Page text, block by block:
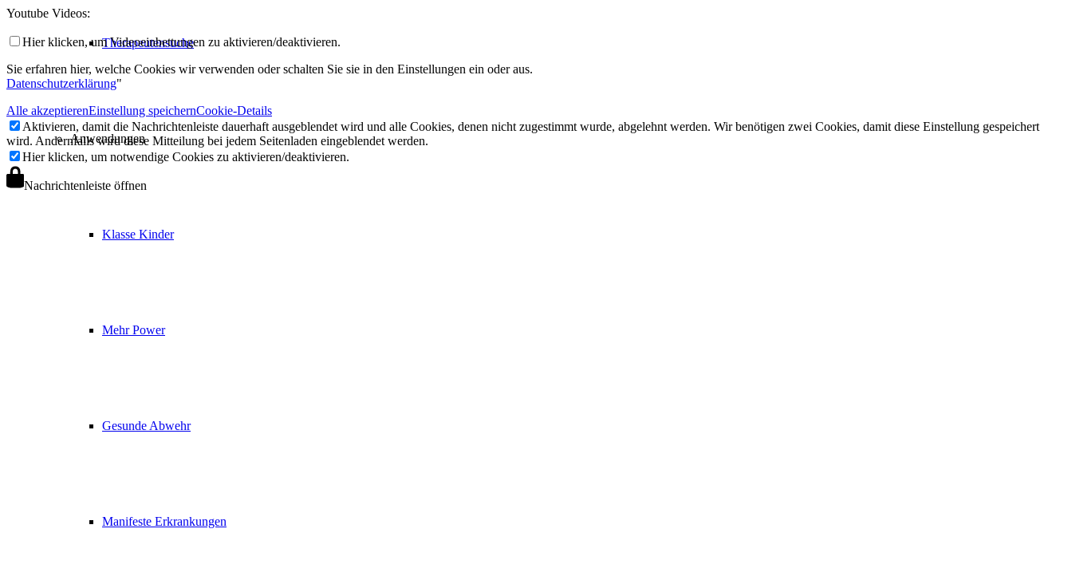
Therapeutensuche
Anwendungen
Klasse Kinder
Mehr Power
Gesunde Abwehr
Manifeste Erkrankungen
Youtube Videos:
Hier klicken, um Videoeinbettungen zu aktivieren/deaktivieren.
Sie erfahren hier, welche Cookies wir verwenden oder schalten Sie sie in den Einstellungen ein oder aus.
Datenschutzerklärung"
Alle akzeptierenEinstellung speichernCookie-Details
Aktivieren, damit die Nachrichtenleiste dauerhaft ausgeblendet wird und alle Cookies, denen nicht zugestimmt wurde, abgelehnt werden. Wir benötigen zwei Cookies, damit diese Einstellung gespeichert
wird. Andernfalls wird diese Mitteilung bei jedem Seitenladen eingeblendet werden.
Hier klicken, um notwendige Cookies zu aktivieren/deaktivieren.
Nachrichtenleiste öffnen